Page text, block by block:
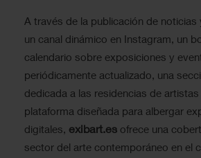
A través de la publicación de noticias
un canal dinámico en Instagram, un
calendario sobre exposiciones y
periódicamente actualizado, una
dedicada a las residencias de artistas
plataforma diseñada para albergar
digitales, exibart.es ofrece una
sector del arte contemporáneo en el